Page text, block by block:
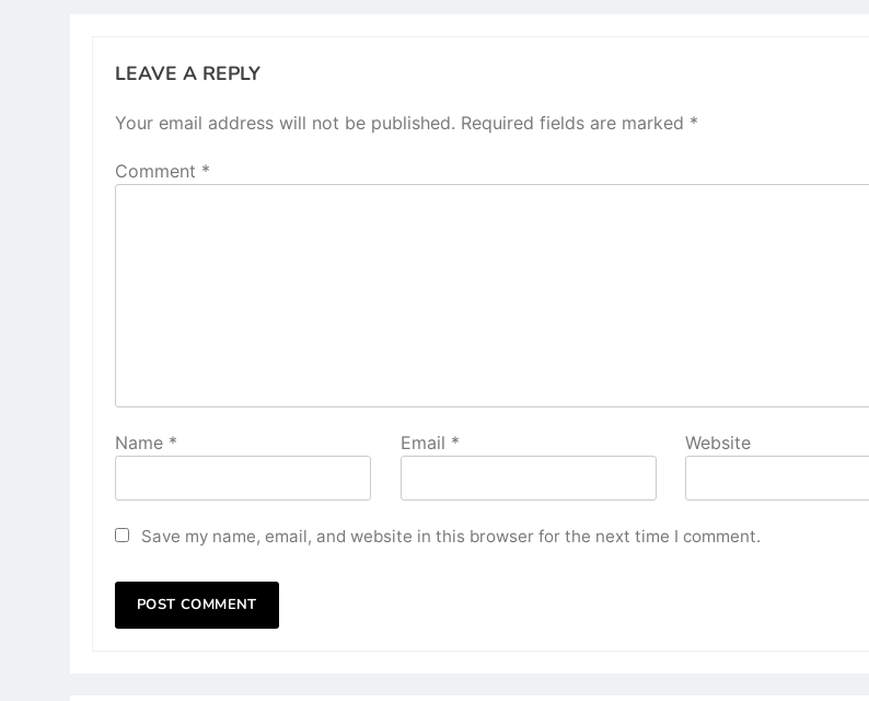
LEAVE A REPLY
Your email address will not be published. Required fields are marked *
Comment *
Name * Email * Website
Save my name, email, and website in this browser for the next time I comment.